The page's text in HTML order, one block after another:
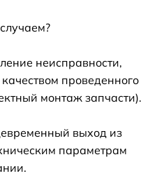
неисправности,
проведенного
монтаж запчасти).
выход из
параметрам